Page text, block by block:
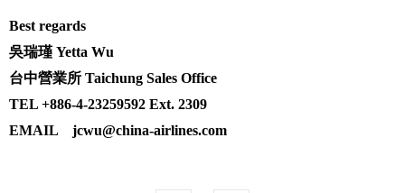
Best regards
吳瑞瑾 Yetta Wu
台中營業所 Taichung Sales Office
TEL +886-4-23259592 Ext. 2309
EMAIL jcwu@china-airlines.com